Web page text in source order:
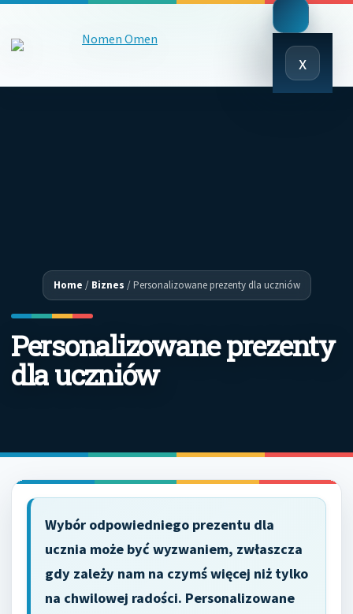
x
Close
Menu
Home / Biznes /Personalizowane prezenty dla uczniów
Personalizowane prezenty
dla uczniów
Wybór odpowiedniego prezentu dla
ucznia może być wyzwaniem, zwłaszcza
gdy zależy nam na czymś więcej niż tylko
na chwilowej radości. Personalizowane